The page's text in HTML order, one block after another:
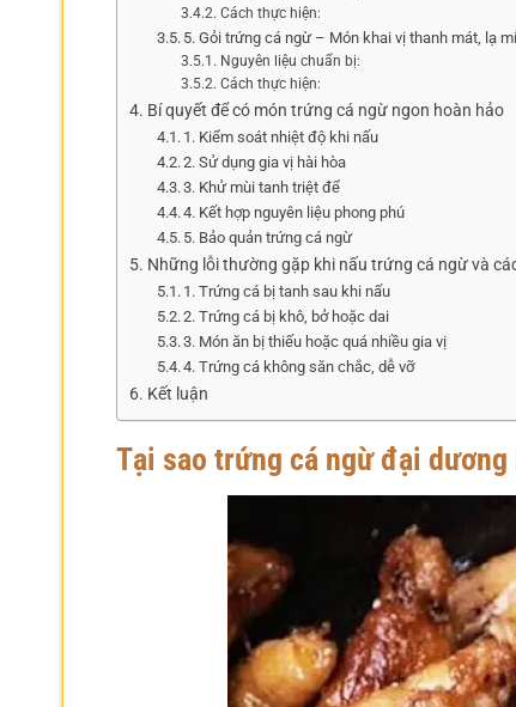
Cách thực hiện:
5. Gỏi trứng cá ngừ – Món khai vị thanh mát, lạ
Nguyên liệu chuẩn bị:
Cách thực hiện:
Bí quyết để có món trứng cá ngừ ngon hoàn hảo
1. Kiểm soát nhiệt độ khi nấu
2. Sử dụng gia vị hài hòa
3. Khử mùi tanh triệt để
4. Kết hợp nguyên liệu phong phú
5. Bảo quản trứng cá ngừ
Những lỗi thường gặp khi nấu trứng cá ngừ và
1. Trứng cá bị tanh sau khi nấu
2. Trứng cá bị khô, bở hoặc dai
3. Món ăn bị thiếu hoặc quá nhiều gia vị
4. Trứng cá không săn chắc, dễ vỡ
Kết luận
Tại sao trứng cá ngừ đại